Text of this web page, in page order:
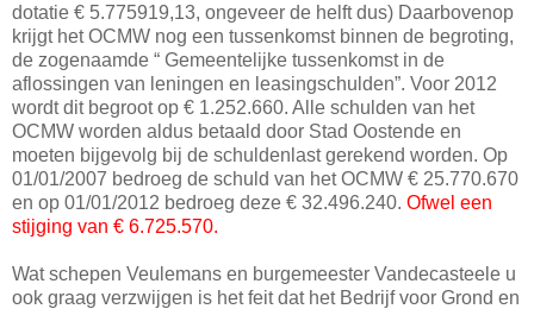
dotatie € 5.775919,13, ongeveer de helft dus) Daarbovenop
krijgt het OCMW nog een tussenkomst binnen de begroting,
de zogenaamde “ Gemeentelijke tussenkomst in de
aflossingen van leningen en leasingschulden”. Voor 2012
wordt dit begroot op € 1.252.660. Alle schulden van het
OCMW worden aldus betaald door Stad Oostende en
moeten bijgevolg bij de schuldenlast gerekend worden. Op
01/01/2007 bedroeg de schuld van het OCMW € 25.770.670
en op 01/01/2012 bedroeg deze € 32.496.240. Ofwel een
stijging van € 6.725.570.
Wat schepen Veulemans en burgemeester Vandecasteele u
ook graag verzwijgen is het feit dat het Bedrijf voor Grond en